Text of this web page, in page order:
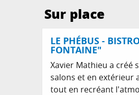
Sur place
LE PHÉBUS -
FONTAINE"
Xavier Mathieu a créé
salons et en
tout en recréant